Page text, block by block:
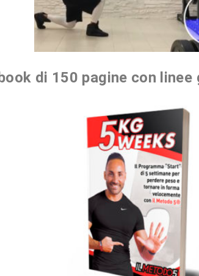
di 150 pagine con